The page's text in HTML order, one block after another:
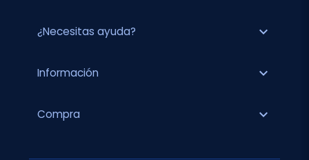
¿Necesitas ayuda? expand_more
Información expand_more
Compra expand_more